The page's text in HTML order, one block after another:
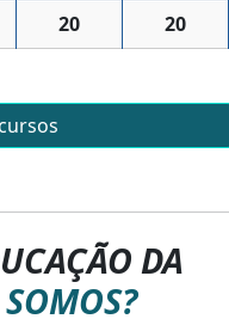
20 20
DA